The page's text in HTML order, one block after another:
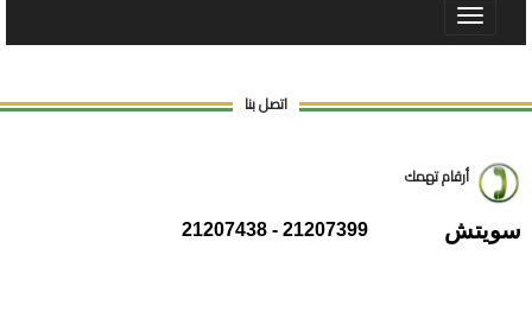
Toggle
اتصل بنا
أرقام تهمك
21207438 - 21207399 سويتش